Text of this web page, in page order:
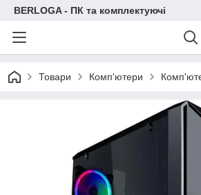
BERLOGA - ПК та комплектуючі
Товари Комп'ютери